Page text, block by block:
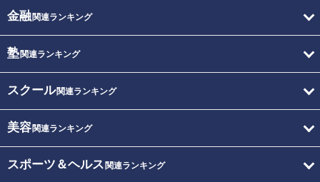
金融関連ランキング
塾関連ランキング
スクール関連ランキング
美容関連ランキング
スポーツ＆ヘルス 関連ランキング